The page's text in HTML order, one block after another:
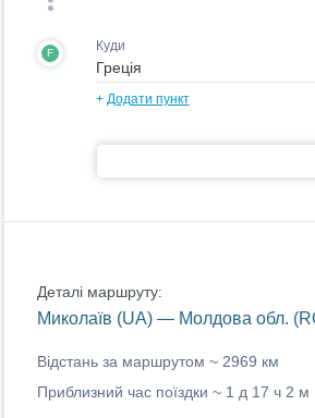
F Куди
+ Додати пункт
Деталі маршруту:
Миколаїв (UA) — Молдова обл.
Відстань за маршрутом ~ 2969 км
Приблизний час поїздки ~ 1 д 17 ч 2 м